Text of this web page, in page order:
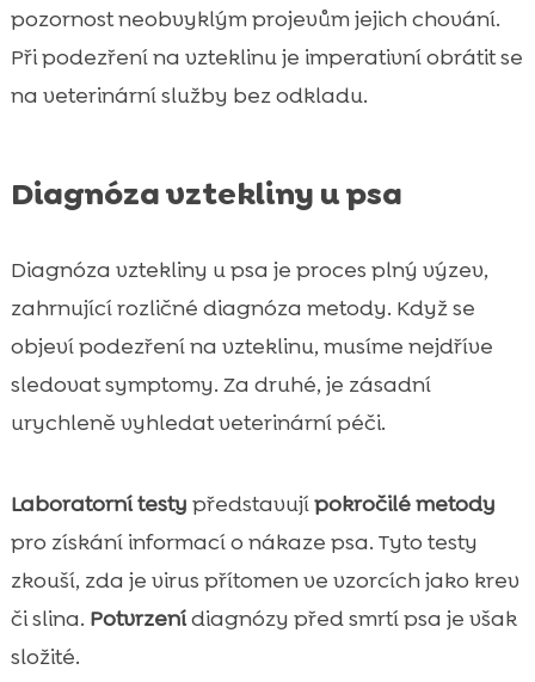
pozornost neobvyklým projevům jejich chování.
Při podezření na vzteklinu je imperativní obrátit se
na veterinární služby bez odkladu.
Diagnóza vztekliny u psa
Diagnóza vztekliny u psa je proces plný výzev,
zahrnující rozličné diagnóza metody. Když se
objeví podezření na vzteklinu, musíme nejdříve
sledovat symptomy. Za druhé, je zásadní
urychleně vyhledat veterinární péči.
Laboratorní testy představujípokročilé metody
pro získání informací o nákaze psa. Tyto testy
zkouší, zda je virus přítomen ve vzorcích jako krev
či slina. Potvrzenídiagnózy před smrtí psa je však
složité.